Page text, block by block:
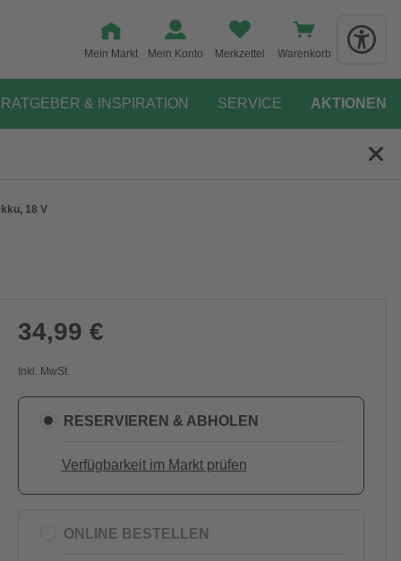
Mein Markt Mein Konto Merkzettel Warenkorb
RATGEBER & INSPIRATION SERVICE AKTIONEN
18 V
34,99 €
Inkl. MwSt.
RESERVIEREN & ABHOLEN
Verfügbarkeit im Markt prüfen
ONLINE BESTELLEN